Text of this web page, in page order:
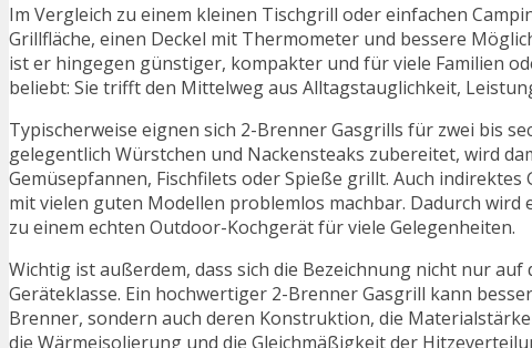
Im Vergleich zu einem kleinen Tischgrill oder einfachen
Grillfläche, einen Deckel mit Thermometer und bessere
ist er hingegen günstiger, kompakter und für viele Familien
beliebt: Sie trifft den Mittelweg aus Alltagstauglichkeit,
Typischerweise eignen sich 2-Brenner Gasgrills für zwei bis
gelegentlich Würstchen und Nackensteaks zubereitet, wird
Gemüsepfannen, Fischfilets oder Spieße grillt. Auch
mit vielen guten Modellen problemlos machbar. Dadurch
zu einem echten Outdoor-Kochgerät für viele Gelegenheiten.
Wichtig ist außerdem, dass sich die Bezeichnung nicht nur
Geräteklasse. Ein hochwertiger 2-Brenner Gasgrill kann
Brenner, sondern auch deren Konstruktion, die
die Wärmeisolierung und die Gleichmäßigkeit der